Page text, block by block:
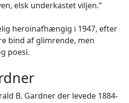
elsk underkastet viljen.”
heroinafhængig i 1947, efter
bind af glimrende, men
poesi.
B. Gardner der levede 1884-